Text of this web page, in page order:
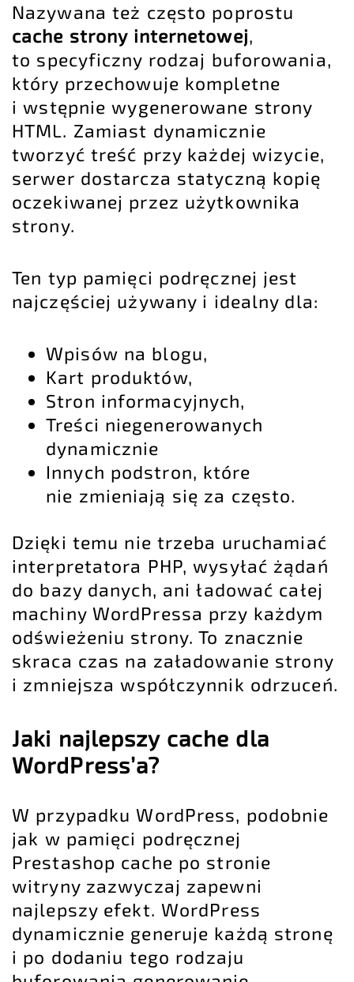
Nazywana też często poprostu
cache strony internetowej,
to specyficzny rodzaj buforowania,
który przechowuje kompletne
i wstępnie wygenerowane strony
HTML. Zamiast dynamicznie
tworzyć treść przy każdej wizycie,
serwer dostarcza statyczną kopię
oczekiwanej przez użytkownika
strony.
Ten typ pamięci podręcznej jest
najczęściej używany i idealny dla:
Wpisów na blogu,
Kart produktów,
Stron informacyjnych,
Treści niegenerowanych
dynamicznie
Innych podstron, które
nie zmieniają się za często.
Dzięki temu nie trzeba uruchamiać
interpretatora PHP, wysyłać żądań
do bazy danych, ani ładować całej
machiny WordPressa przy każdym
odświeżeniu strony. To znacznie
skraca czas na załadowanie strony
i zmniejsza współczynnik odrzuceń.
Jaki najlepszy cache dla
WordPress’a?
W przypadku WordPress, podobnie
jak w pamięci podręcznej
Prestashop cache po stronie
witryny zazwyczaj zapewni
najlepszy efekt. WordPress
dynamicznie generuje każdą stronę
i po dodaniu tego rodzaju